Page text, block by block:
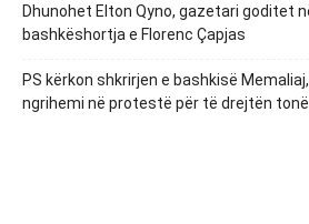
Dhunohet Elton Qyno, gazetari goditet
bashkëshortja e Florenc Çapjas
PS kërkon shkrirjen e bashkisë
ngrihemi në protestë për të drejtën tonë